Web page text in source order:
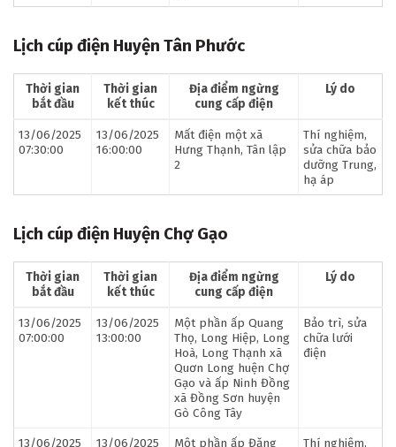
Lịch cúp điện Huyện Tân Phước
Thời gian
bắt đầu
Thời gian
kết thúc
Địa điểm ngừng
cung cấp điện
Lý do
13/06/2025
07:30:00
13/06/2025
16:00:00
Mất điện một xã
Hưng Thạnh, Tân lập
2
Thí nghiệm,
sửa chữa bảo
dưỡng Trung,
hạ áp
Lịch cúp điện Huyện Chợ Gạo
Thời gian
bắt đầu
Thời gian
kết thúc
Địa điểm ngừng
cung cấp điện
Lý do
13/06/2025
07:00:00
13/06/2025
13:00:00
Một phần ấp Quang
Thọ, Long Hiệp, Long
Hoà, Long Thạnh xã
Quơn Long huện Chợ
Gạo và ấp Ninh Đồng
xã Đồng Sơn huyện
Gò Công Tây
Bảo trì, sửa
chữa lưới
điện
13/06/2025
13/06/2025
Một phần ấp Đăng
Thí nghiệm,